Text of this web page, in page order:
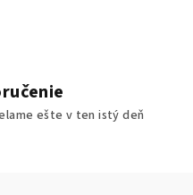
ešte v ten istý deň